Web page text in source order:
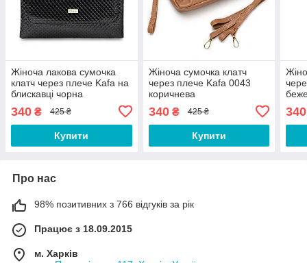
Жіноча лакова сумочка
клатч через плече Kafa на
блискавці чорна
340 ₴ 425 ₴
Купити
Жіноча сумочка клатч
через плече Kafa 0043
коричнева
340₴ 425 ₴
Купити
340
Про нас
98% позитивних з 766 відгуків за рік
Працює з 18.09.2015
м. Харків